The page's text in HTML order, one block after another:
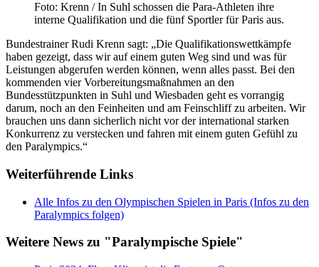
Foto: Krenn / In Suhl schossen die Para-Athleten ihre
interne Qualifikation und die fünf Sportler für Paris aus.
Bundestrainer Rudi Krenn sagt: „Die Qualifikationswettkämpfe
haben gezeigt, dass wir auf einem guten Weg sind und was für
Leistungen abgerufen werden können, wenn alles passt. Bei den
kommenden vier Vorbereitungsmaßnahmen an den
Bundesstützpunkten in Suhl und Wiesbaden geht es vorrangig
darum, noch an den Feinheiten und am Feinschliff zu arbeiten. Wir
brauchen uns dann sicherlich nicht vor der international starken
Konkurrenz zu verstecken und fahren mit einem guten Gefühl zu
den Paralympics.“
Weiterführende Links
Alle Infos zu den Olympischen Spielen in Paris (Infos zu den
Paralympics folgen)
Weitere News zu "Paralympische Spiele"